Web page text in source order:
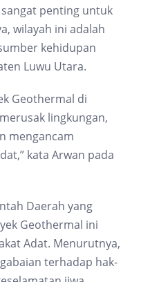
penting untuk
wilayah ini adalah
kehidupan
Luwu Utara.
Geothermal di
lingkungan,
mengancam
kata Arwan pada
Daerah yang
Geothermal ini
Adat. Menurutnya,
terhadap hak-